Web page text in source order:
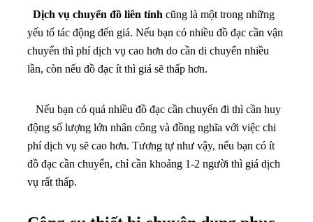
vụ rất thấp.
Công cụ thiết bị chuyên dụng phục
vụ để chuyển nhà
Để phục vụ chuyển nhà cho những ngôi nhà có nhiều
vật dụng lớn như bể cá to, núi non phong cảnh… mà nhân
viên không thể di chuyển theo cách thông thường thì cần
những xe nâng, xe tải, máy kéo. Vì vậy mà giá cả dịch vụ